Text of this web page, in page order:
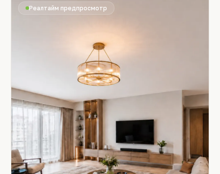
Реалтайм предпросмотр